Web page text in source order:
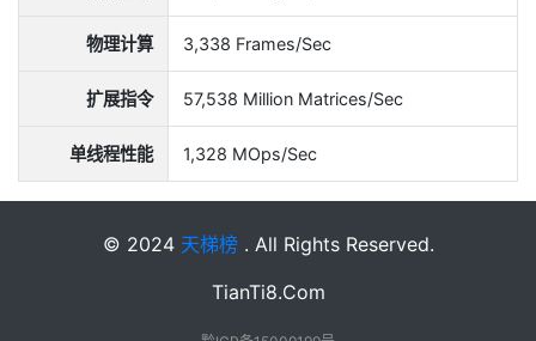
物理计算 3,338 Frames/Sec
扩展指令 57,538 Million Matrices/Sec
单线程性能 1,328 MOps/Sec
© 2024 天梯榜. All Rights Reserved.
TianTi8.Com